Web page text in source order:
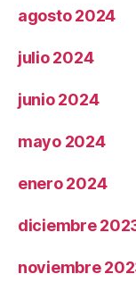
agosto 2024
julio 2024
junio 2024
mayo 2024
enero 2024
diciembre
noviembre